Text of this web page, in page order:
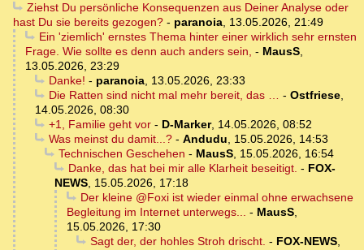
Ziehst Du persönliche Konsequenzen aus Deiner Analyse oder
hast Du sie bereits gezogen? - paranoia, 13.05.2026, 21:49
Ein 'ziemlich' ernstes Thema hinter einer wirklich sehr ernsten
Frage. Wie sollte es denn auch anders sein, - MausS,
13.05.2026, 23:29
Danke! - paranoia, 13.05.2026, 23:33
Die Ratten sind nicht mal mehr bereit, das … - Ostfriese,
14.05.2026, 08:30
+1, Familie geht vor- D-Marker, 14.05.2026, 08:52
Was meinst du damit...?- Andudu, 15.05.2026, 14:53
Technischen Geschehen - MausS, 15.05.2026, 16:54
Danke, das hat bei mir alle Klarheit beseitigt. - FOX-
NEWS, 15.05.2026, 17:18
Der kleine @Foxi ist wieder einmal ohne erwachsene
Begleitung im Internet unterwegs... - MausS,
15.05.2026, 17:30
Sagt der, der hohles Stroh drischt. - FOX-NEWS,